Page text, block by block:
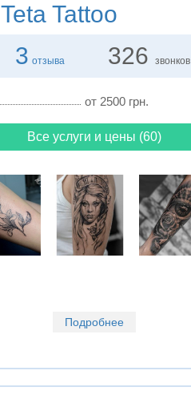
Teta Tattoo
3 отзыва 326 звонков
от 2500 грн.
Все услуги и цены (60)
Подробнее